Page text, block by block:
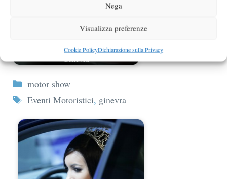
Nega
Visualizza preferenze
Cookie PolicyDichiarazione sulla Privacy
Novità Fiat al prossimo Salone di
Ginevra
Categorie
motor show
Tag
Eventi Motoristici, ginevra